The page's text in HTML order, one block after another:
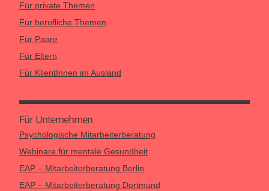
Für private Themen
Für berufliche Themen
Für Paare
Für Eltern
Für KlientInnen im Ausland
Für Unternehmen
Psychologische Mitarbeiterberatung
Webinare für mentale Gesundheit
EAP – Mitarbeiterberatung Berlin
EAP – Mitarbeiterberatung Dortmund